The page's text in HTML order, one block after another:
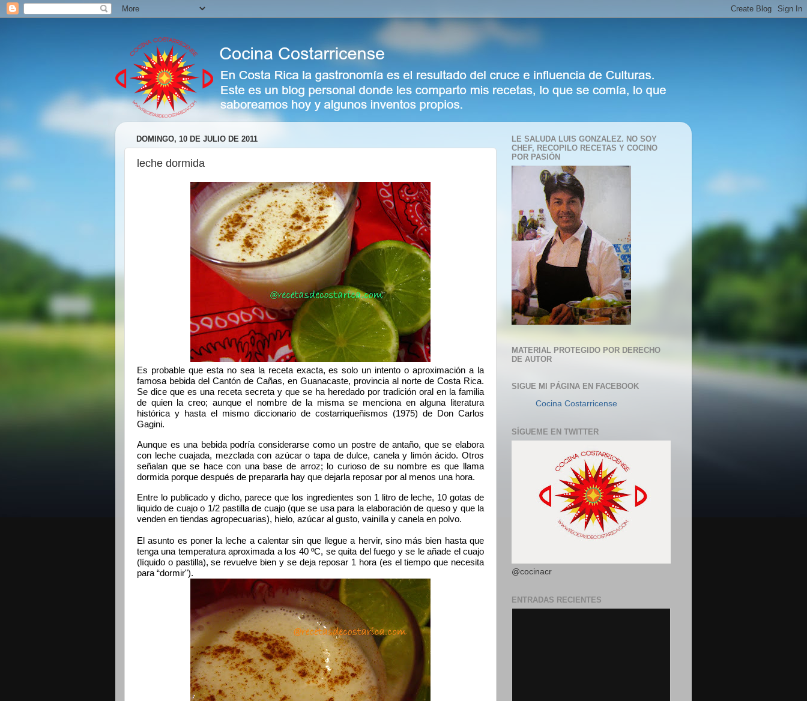
DOMINGO, 10 DE JULIO DE 2011
leche dormida
Es probable que esta no sea la receta exacta, es solo un intento o aproximación a la
famosa bebida del Cantón de Cañas, en Guanacaste, provincia al norte de Costa Rica.
Se dice que es una receta secreta y que se ha heredado por tradición oral en la familia
de quien la creo; aunque el nombre de la misma se menciona en alguna literatura
histórica y hasta el mismo diccionario de costarriqueñismos (1975) de Don Carlos
Gagini.
Aunque es una bebida podría considerarse como un postre de antaño, que se elabora
con leche cuajada, mezclada con azúcar o tapa de dulce, canela y limón ácido. Otros
señalan que se hace con una base de arroz; lo curioso de su nombre es que llama
dormida porque después de prepararla hay que dejarla reposar por al menos una hora.
Entre lo publicado y dicho, parece que los ingredientes son 1 litro de leche, 10 gotas de
liquido de cuajo o 1/2 pastilla de cuajo (que se usa para la elaboración de queso y que la
venden en tiendas agropecuarias), hielo, azúcar al gusto, vainilla y canela en polvo.
El asunto es poner la leche a calentar sin que llegue a hervir, sino más bien hasta que
tenga una temperatura aproximada a los 40 ºC, se quita del fuego y se le añade el cuajo
(líquido o pastilla), se revuelve bien y se deja reposar 1 hora (es el tiempo que necesita
para “dormir").
LE SALUDA LUIS GONZALEZ. NO SOY
CHEF, RECOPILO RECETAS Y COCINO
POR PASIÓN
MATERIAL PROTEGIDO POR DERECHO
DE AUTOR
SIGUE MI PÁGINA EN FACEBOOK
Cocina Costarricense
SÍGUEME EN TWITTER
@cocinacr
ENTRADAS RECIENTES